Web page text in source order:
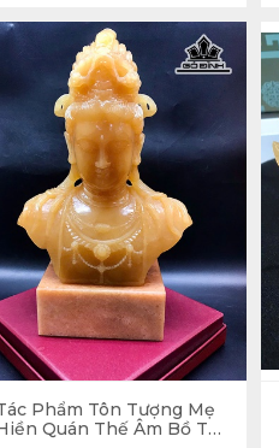
Phẩm Tôn Tượng Mẹ
Quán Thế Âm Bồ Tát